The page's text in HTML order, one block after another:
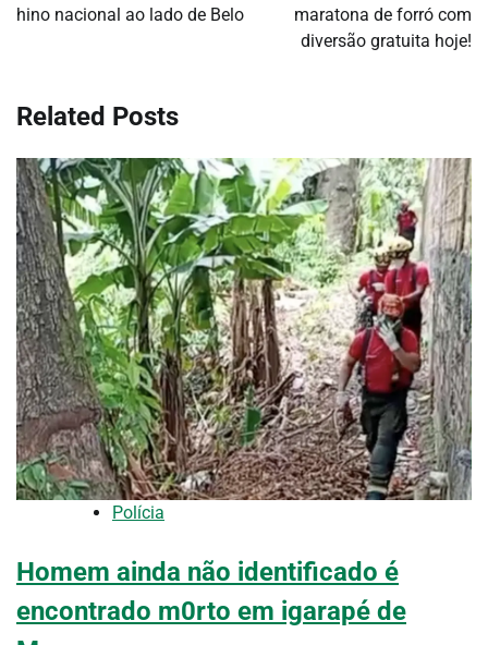
Post
hino nacional ao lado de Belo
maratona de forró com
diversão gratuita hoje!
Related Posts
Polícia
Homem ainda não identificado é
encontrado m0rto em igarapé de